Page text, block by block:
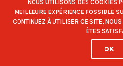
NOUS UTILISONS DES COOKIES
MEILLEURE EXPÉRIENCE POSSIBLE
CONTINUEZ À UTILISER CE SITE, NOUS
ÊTES
OK